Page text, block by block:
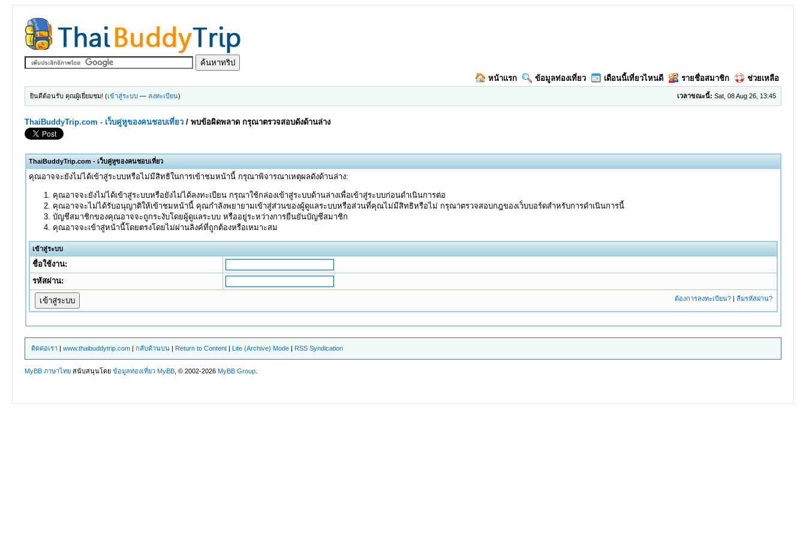
หน้าแรก ข้อมูลท่องเที่ยว เดือนนี้เที่ยวไหนดี รายชื่อสมาชิก ช่วยเหลือ
เวลาขณะนี้: Sat, 08 Aug 26, 13:45
ยินดีต้อนรับ คุณผู้เยี่ยมชม! (เข้าสู่ระบบ — ลงทะเบียน)
ThaiBuddyTrip.com - เว็บคู่หูของคนชอบเที่ยว /พบข้อผิดพลาด กรุณาตรวจสอบดังด้านล่าง
ThaiBuddyTrip.com - เว็บคู่หูของคนชอบเที่ยว
คุณอาจจะยังไม่ได้เข้าสู่ระบบหรือไม่มีสิทธิในการเข้าชมหน้านี้ กรุณาพิจารณาเหตุผลดังด้านล่าง:
คุณอาจจะยังไม่ได้เข้าสู่ระบบหรือยังไม่ได้ลงทะเบียน กรุณาใช้กล่องเข้าสู่ระบบด้านล่างเพื่อเข้าสู่ระบบก่อนดำเนินการต่อ
คุณอาจจะไม่ได้รับอนุญาติให้เข้าชมหน้านี้ คุณกำลังพยายามเข้าสู่ส่วนของผู้ดูแลระบบหรือส่วนที่คุณไม่มีสิทธิหรือไม่ กรุณาตรวจสอบกฎของเว็บบอร์ดสำหรับการดำเนินการนี้
บัญชีสมาชิกของคุณอาจจะถูกระงับโดยผู้ดูแลระบบ หรืออยู่ระหว่างการยืนยันบัญชีสมาชิก
คุณอาจจะเข้าสู่หน้านี้โดยตรงโดยไม่ผ่านลิงค์ที่ถูกต้องหรือเหมาะสม
เข้าสู่ระบบ
ชื่อใช้งาน:
รหัสผ่าน:
ต้องการลงทะเบียน?| ลืมรหัสผ่าน?
ติดต่อเรา |www.thaibuddytrip.com |กลับด้านบน | Return to Content | Lite (Archive) Mode | RSS Syndication
MyBB ภาษาไทย สนับสนุนโดยข้อมูลท่องเที่ยว MyBB , © 2002-2026MyBB Group